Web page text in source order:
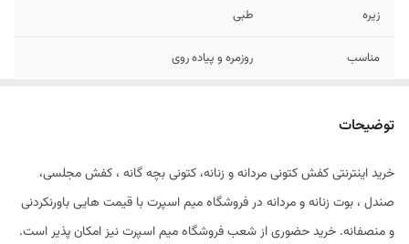
زیره طبی
مناسب روزمره و پیاده روی
توضیحات
خرید اینترنتی کفش کتونی مردانه و زنانه، کتونی بچه گانه ، کفش مجلسی،
صندل ، بوت زنانه و مردانه در فروشگاه میم اسپرت با قیمت هایی باورنکردنی
و منصفانه. خرید حضوری از شعب فروشگاه میم اسپرت نیز امکان پذیر است.